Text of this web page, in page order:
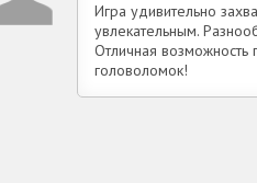
Игра удивительно
увлекательным.
Отличная
головоломок!